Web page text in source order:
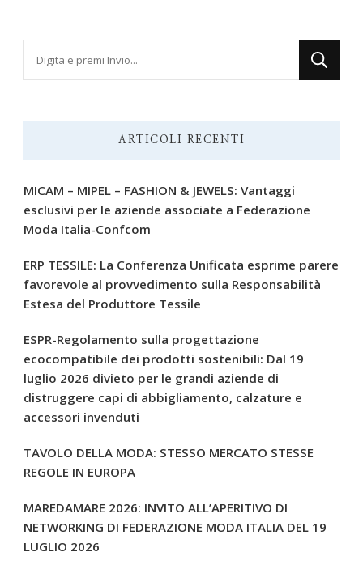
ARTICOLI RECENTI
MICAM – MIPEL – FASHION & JEWELS: Vantaggi
esclusivi per le aziende associate a Federazione
Moda Italia-Confcom
ERP TESSILE: La Conferenza Unificata esprime parere
favorevole al provvedimento sulla Responsabilità
Estesa del Produttore Tessile
ESPR-Regolamento sulla progettazione
ecocompatibile dei prodotti sostenibili: Dal 19
luglio 2026 divieto per le grandi aziende di
distruggere capi di abbigliamento, calzature e
accessori invenduti
TAVOLO DELLA MODA: STESSO MERCATO STESSE
REGOLE IN EUROPA
MAREDAMARE 2026: INVITO ALL’APERITIVO DI
NETWORKING DI FEDERAZIONE MODA ITALIA DEL 19
LUGLIO 2026